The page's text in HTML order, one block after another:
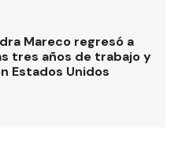
Mareco regresó a
tres años de trabajo y
Estados Unidos